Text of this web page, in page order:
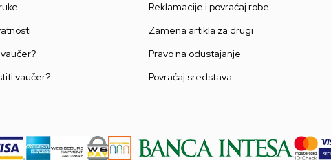
vaučer?
Reklamacije i povraćaj robe
Zamena artikla za drugi
Pravo na odustajanje
Povraćaj sredstava